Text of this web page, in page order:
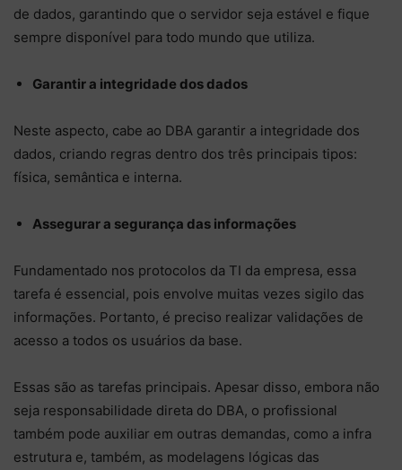
de dados, garantindo que o servidor seja estável e fique
sempre disponível para todo mundo que utiliza.
Garantir a integridade dos dados
Neste aspecto, cabe ao DBA garantir a integridade dos
dados, criando regras dentro dos três principais tipos:
física, semântica e interna.
Assegurar a segurança das informações
Fundamentado nos protocolos da TI da empresa, essa
tarefa é essencial, pois envolve muitas vezes sigilo das
informações. Portanto, é preciso realizar validações de
acesso a todos os usuários da base.
Essas são as tarefas principais. Apesar disso, embora não
seja responsabilidade direta do DBA, o profissional
também pode auxiliar em outras demandas, como a infra
estrutura e, também, as modelagens lógicas das